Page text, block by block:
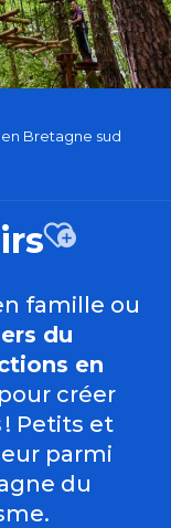
Bretagne sud
Ajouter
famille ou
du
en
créer
! Petits et
parmi
du